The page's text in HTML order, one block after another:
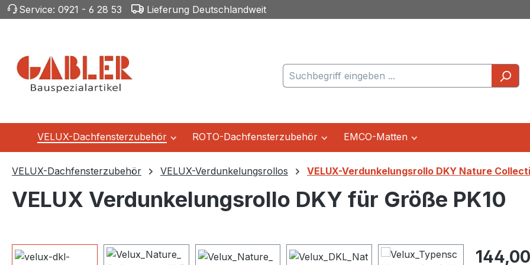
Hauptinhalt springen
Zur Suche springen
Zur Hauptnavigation springen
Service: 0921 - 6 28 53 Lieferung Deutschlandweit
VELUX-Dachfensterzubehör ROTO-Dachfensterzubehör EMCO-Matten
VELUX-Dachfensterzubehör VELUX-Verdunkelungsrollos VELUX-Verdunkelungsrollo DKY Nature
VELUX Verdunkelungsrollo DKY für Größe PK10
Bildergalerie überspringen Regulärer